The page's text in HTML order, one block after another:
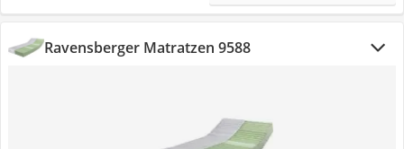
Ravensberger Matratzen 9588